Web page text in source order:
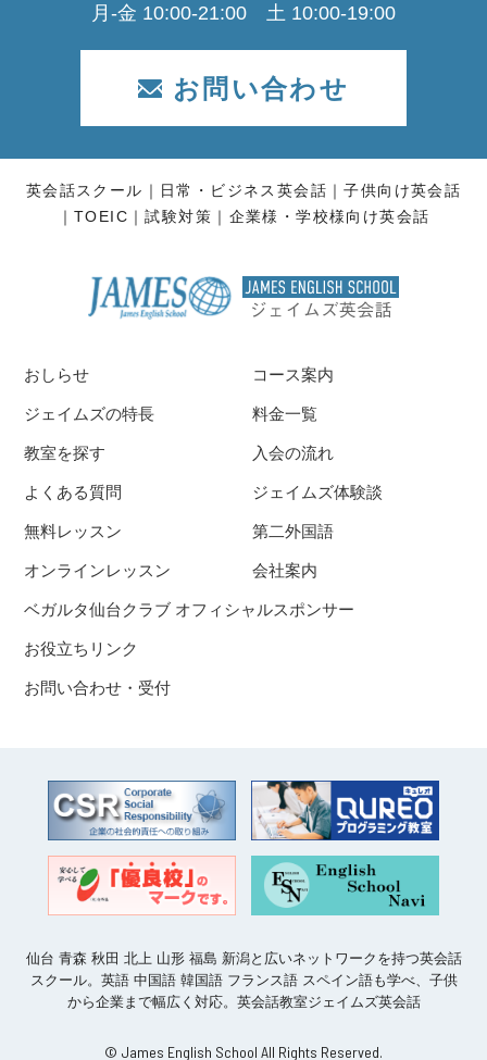
月-金 10:00-21:00 土 10:00-19:00
お問い合わせ
英会話スクール 日常・ビジネス英会話
子供向け英会話
TOEIC
試験対策 企業様・学校様向け英会話
おしらせ
ジェイムズの特長
教室を探す
コース案内
料金一覧
入会の流れ
よくある質問
無料レッスン
オンラインレッスン
ジェイムズ体験談
第二外国語
会社案内
ベガルタ仙台クラブ オフィシャルスポンサー
お役立ちリンク
お問い合わせ・受付
仙台 青森 秋田 北上 山形 福島 新潟と広いネットワークを持つ英会話
スクール。英語 中国語 韓国語 フランス語 スペイン語も学べ、子供
から企業まで幅広く対応。英会話教室ジェイムズ英会話
© James English School All Rights Reserved.